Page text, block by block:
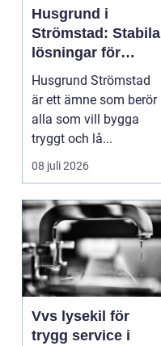
Husgrund i
Strömstad: Stabila
lösningar för
boende vid kusten
Husgrund Strömstad
är ett ämne som berör
alla som vill bygga
tryggt och lå...
08 juli 2026
Vvs lysekil för
trygg service i